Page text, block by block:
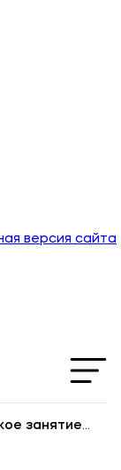
версия сайта
будущих логистов на базе